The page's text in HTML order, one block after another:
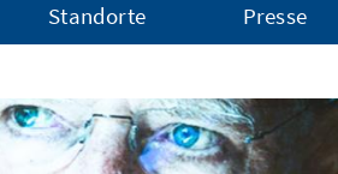
Standorte Presse